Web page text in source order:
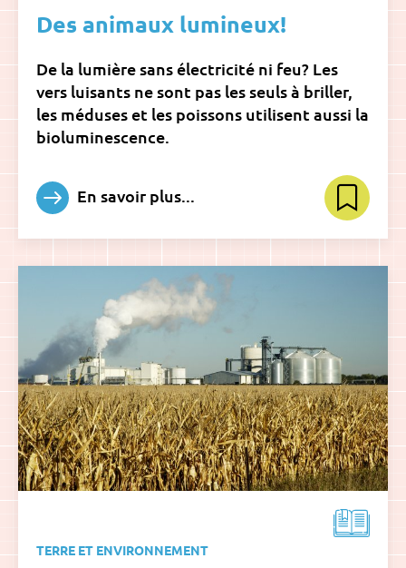
Des animaux lumineux!
De la lumière sans électricité ni feu? Les
vers luisants ne sont pas les seuls à briller,
les méduses et les poissons utilisent aussi la
bioluminescence.
En savoir plus...
TERRE ET ENVIRONNEMENT